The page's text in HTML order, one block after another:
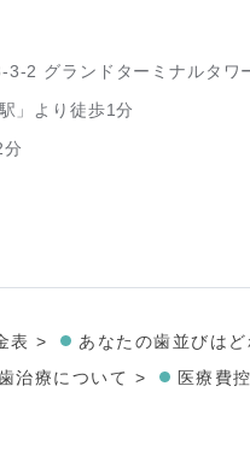
3-2 グランドターミナルタワ
」より徒歩1分
表 >
あなたの歯並びは
治療について >
医療費